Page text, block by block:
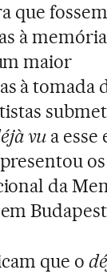
que fossem
à
maior
à tomada
vu a esse
os
da
que o